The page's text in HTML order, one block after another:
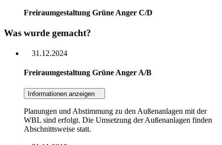
Freiraumgestaltung Grüne Anger C/D
Was wurde gemacht?
31.12.2024
Freiraumgestaltung Grüne Anger A/B
Informationen anzeigen
Planungen und Abstimmung zu den Außenanlagen mit der
WBL sind erfolgt. Die Umsetzung der Außenanlagen finden
Abschnittsweise statt.